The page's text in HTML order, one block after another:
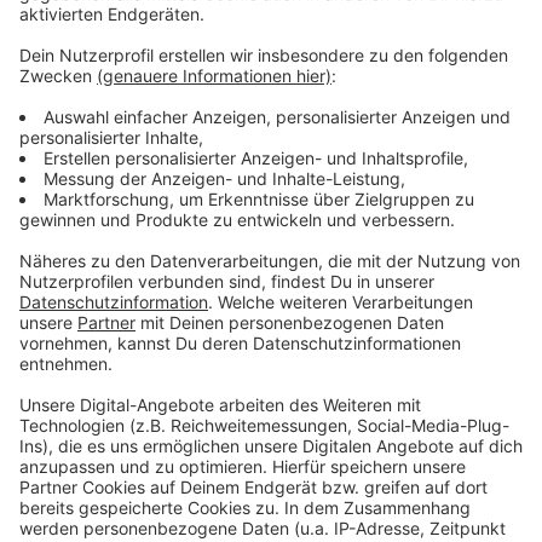
In der Tabelle liegt die DEG auf Platz 8. In zwei
Wochen geht es mit einem Heimspiel gegen Frankfurt
weiter.
Anzeige
Weitere Infos und Links zum Thema
Anzeige
So berichtet die DEG
Anzeige